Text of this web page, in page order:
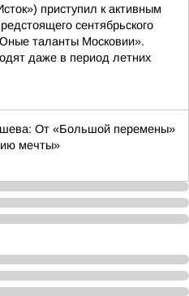
приступил к активным
сентябрьского
таланты Московии».
даже в период летних
От «Большой перемены»
мечты»